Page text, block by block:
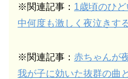
※関連記事： 1歳頃のひ
中何度も激しく夜泣きす
※関連記事： 赤ちゃんが
我が子に効いた抜群の曲